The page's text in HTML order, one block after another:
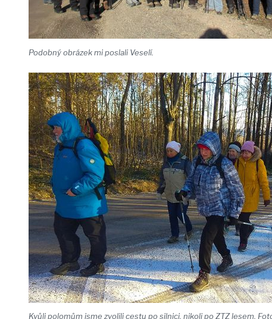
Podobný obrázek mi poslali Veselí.
Kvůli polomům jsme zvolili cestu po silnici, nikoli po ZTZ lesem.